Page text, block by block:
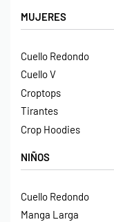
MUJERES
Cuello Redondo
Cuello V
Croptops
Tirantes
Crop Hoodies
NIÑOS
Cuello Redondo
Manga Larga